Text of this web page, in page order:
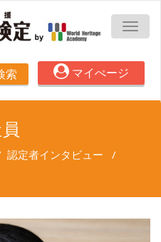
索 マイぺージ
認定者インタビュー /